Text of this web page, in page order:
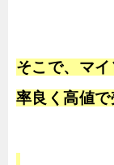
そこで、マ
率良く高値で